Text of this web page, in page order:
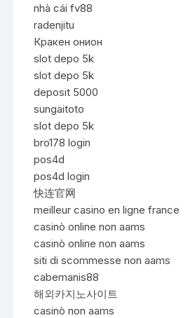
nhà cái fv88
radenjitu
Кракен онион
slot depo 5k
slot depo 5k
deposit 5000
sungaitoto
slot depo 5k
bro178 login
pos4d
pos4d login
快连官网
meilleur casino en ligne france
casinò online non aams
casinò online non aams
siti di scommesse non aams
cabemanis88
해외카지노사이트
casinò non aams